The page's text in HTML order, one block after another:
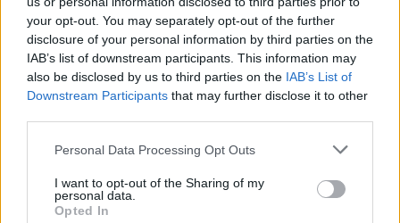
your opt-out. You may separately opt-out of the further
disclosure of your personal information by third parties on the
IAB’s list of downstream participants. This information may
also be disclosed by us to third parties on the IAB’s List of
Downstream Participants that may further disclose it to other
Personal Data Processing Opt Outs
I want to opt-out of the Sharing of my
personal data.
Opted In